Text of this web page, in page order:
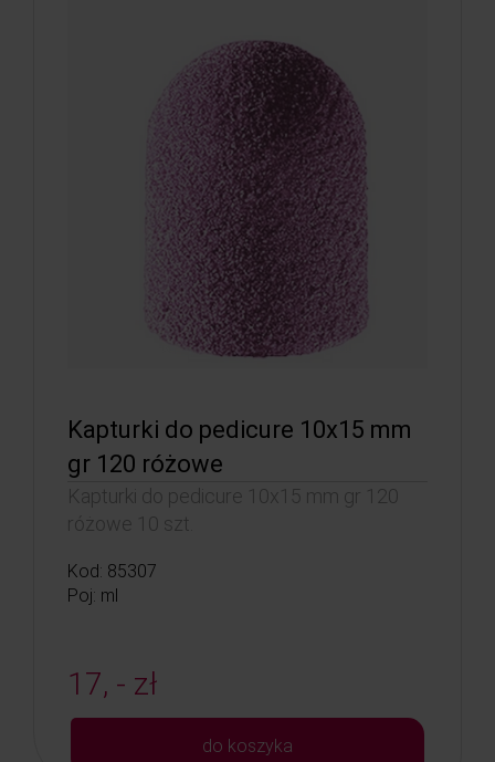
Kapturki do pedicure 10x15 mm
gr 120 różowe
Kapturki do pedicure 10x15 mm gr 120
różowe 10 szt.
Kod: 85307
Poj: ml
17, - zł
do koszyka